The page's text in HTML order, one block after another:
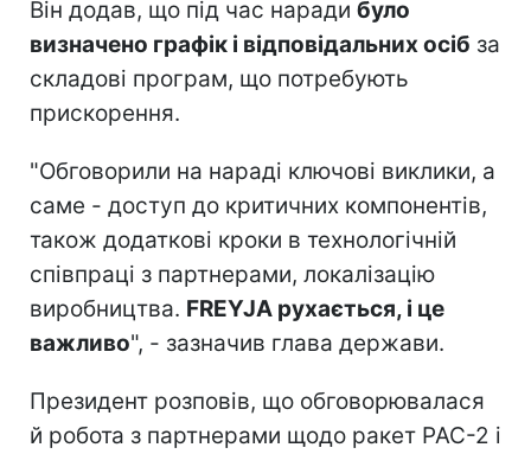
Він додав, що під час наради було
визначено графік і відповідальних осіб за
складові програм, що потребують
прискорення.
"Обговорили на нараді ключові виклики, а
саме - доступ до критичних компонентів,
також додаткові кроки в технологічній
співпраці з партнерами, локалізацію
виробництва. FREYJA рухається, і це
важливо", - зазначив глава держави.
Президент розповів, що обговорювалася
й робота з партнерами щодо ракет PAC-2 і